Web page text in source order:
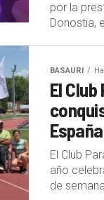
por la
Donostia,
BASAURI
El
El Club
año
de